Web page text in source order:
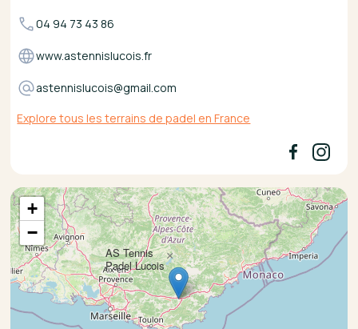
04 94 73 43 86
www.astennislucois.fr
astennislucois@gmail.com
Explore tous les terrains de padel en France
AS Tennis
Padel Lucois
×
+
−